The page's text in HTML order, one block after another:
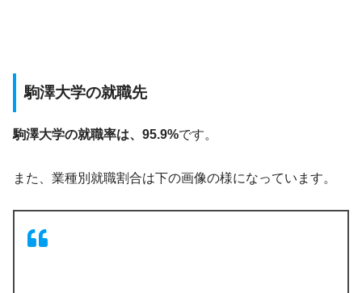
駒澤大学の就職先
駒澤大学の就職率は、95.9%です。
また、業種別就職割合は下の画像の様になっています。